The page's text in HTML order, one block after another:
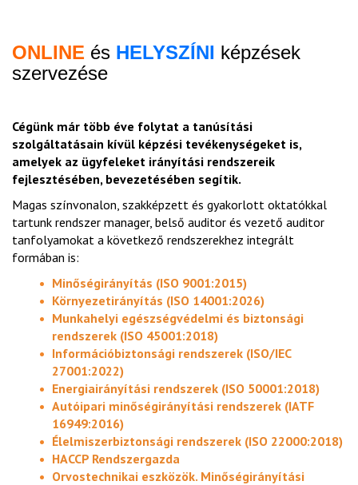
ONLINE és HELYSZÍNI képzések
szervezése
Cégünk már több éve folytat a tanúsítási
szolgáltatásain kívül képzési tevékenységeket is,
amelyek az ügyfeleket irányítási rendszereik
fejlesztésében, bevezetésében segítik.
Magas színvonalon, szakképzett és gyakorlott oktatókkal
tartunk rendszer manager, belső auditor és vezető auditor
tanfolyamokat a következő rendszerekhez integrált
formában is:
Minőségirányítás (ISO 9001:2015)
Környezetirányítás (ISO 14001:2026)
Munkahelyi egészségvédelmi és biztonsági
rendszerek (ISO 45001:2018)
Információbiztonsági rendszerek (ISO/IEC
27001:2022)
Energiairányítási rendszerek (ISO 50001:2018)
Autóipari minőségirányítási rendszerek (IATF
16949:2016)
Élelmiszerbiztonsági rendszerek (ISO 22000:2018)
HACCP Rendszergazda
Orvostechnikai eszközök. Minőségirányítási